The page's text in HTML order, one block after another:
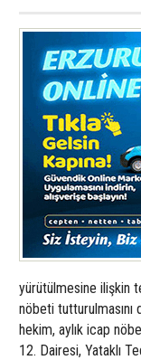
yürütülmesine ilişkin
nöbeti tutturulmasını
hekim, aylık icap
12. Dairesi, Yataklı